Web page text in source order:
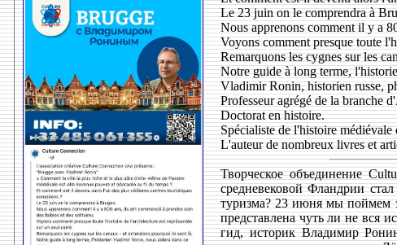
Le 23 juin on le comprendra à
Nous apprenons comment il y a
Voyons comment presque toute
Remarquons les cygnes sur les
Notre guide à long terme,
Vladimir Ronin, historien russe,
Professeur agrégé de la branche
Doctorat en histoire.
Spécialiste de l'histoire
L'auteur de nombreux livres et
Творческое объединение
средневековой Фландрии
туризма? 23 июня мы поймем
представлена чуть ли не вся
гид, историк Владимир